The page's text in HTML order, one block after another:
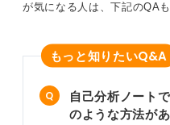
が気になる人は、下記のQA
もっと知りたいQ&A
自己分析ノート
のような方法が